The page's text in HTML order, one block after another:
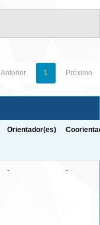
Anterior 1 Próximo
Orientador(es)
- -